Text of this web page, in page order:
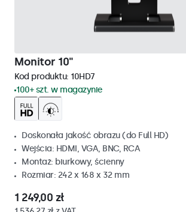
Monitor 10"
Kod produktu: 10HD7
100+ szt. w magazynie
Doskonała jakość obrazu (do Full HD)
Wejścia: HDMI, VGA, BNC, RCA
Montaż: biurkowy, ścienny
Rozmiar: 242 x 168 x 32 mm
1 249,00 zł